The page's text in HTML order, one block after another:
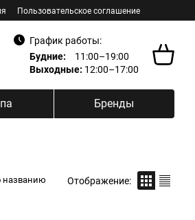
Пользовательское соглашение
График работы:
Будние:
11:00–19:00
Выходные: 12:00–17:00
Бренды
названию Отображение: